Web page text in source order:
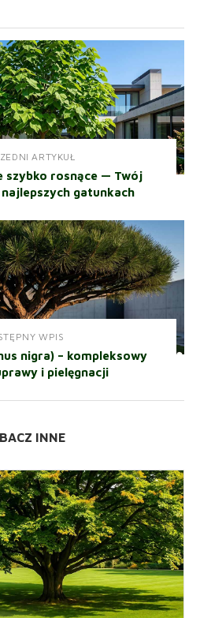
ARTYKUŁ
szybko rosnące — Twój
gatunkach
WPIS
nigra) – kompleksowy
i pielęgnacji
INNE